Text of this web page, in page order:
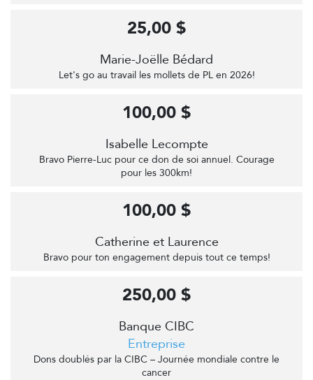
Marie-Joëlle Bédard
Let's go au travail les mollets de PL en 2026!
25,00 $
Isabelle Lecompte
Bravo Pierre-Luc pour ce don de soi annuel. Courage
pour les 300km!
100,00 $
Catherine et Laurence
Bravo pour ton engagement depuis tout ce temps!
100,00 $
Banque CIBC
Entreprise
Dons doublés par la CIBC – Journée mondiale contre le
cancer
250,00 $